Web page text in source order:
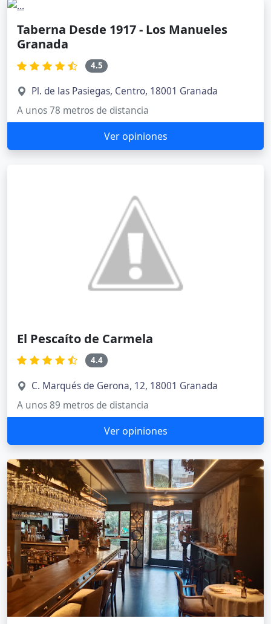
Taberna Desde 1917 - Los Manueles
Granada
4.5
Pl. de las Pasiegas, Centro, 18001 Granada
A unos 78 metros de distancia
Ver opiniones
El Pescaíto de Carmela
4.4
C. Marqués de Gerona, 12, 18001 Granada
A unos 89 metros de distancia
Ver opiniones